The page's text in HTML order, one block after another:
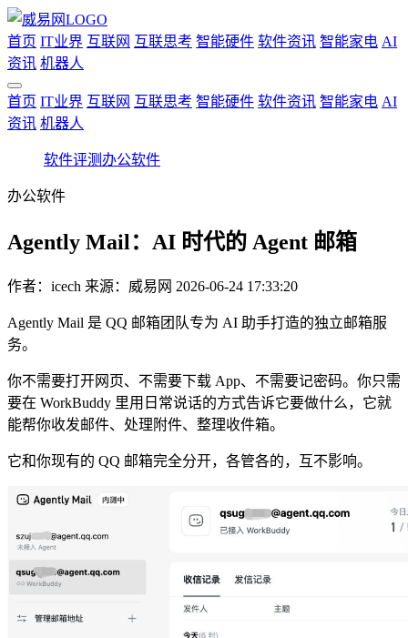
首页 IT业界 互联网 互联思考 智能硬件 软件资讯 智能家电 AI
资讯 机器人
首页 IT业界 互联网 互联思考 智能硬件 软件资讯 智能家电 AI
资讯 机器人
软件评测 办公软件
办公软件
Agently Mail：AI 时代的 Agent 邮箱
作者： icech 来源：威易网 2026-06-24 17:33:20
Agently Mail 是 QQ 邮箱团队专为 AI 助手打造的独立邮箱服
务。
你不需要打开网页、不需要下载 App、不需要记密码。你只需
要在 WorkBuddy 里用日常说话的方式告诉它要做什么，它就
能帮你收发邮件、处理附件、整理收件箱。
它和你现有的 QQ 邮箱完全分开，各管各的，互不影响。